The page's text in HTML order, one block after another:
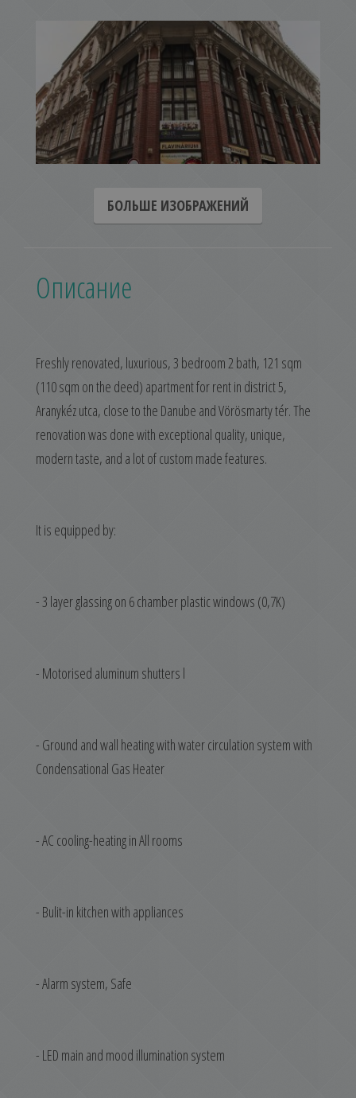
БОЛЬШЕ ИЗОБРАЖЕНИЙ
Описание
Freshly renovated, luxurious, 3 bedroom 2 bath, 121 sqm
(110 sqm on the deed) apartment for rent in district 5,
Aranykéz utca, close to the Danube and Vörösmarty tér. The
renovation was done with exceptional quality, unique,
modern taste, and a lot of custom made features.
It is equipped by:
- 3 layer glassing on 6 chamber plastic windows (0,7K)
- Motorised aluminum shutters l
- Ground and wall heating with water circulation system with
Condensational Gas Heater
- AC cooling-heating in All rooms
- Bulit-in kitchen with appliances
- Alarm system, Safe
- LED main and mood illumination system